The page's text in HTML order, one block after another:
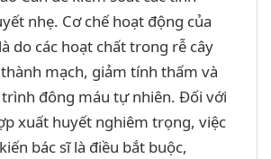
nhẹ. Cơ chế hoạt động của
do các hoạt chất trong rễ cây
mạch, giảm tính thấm và
đông máu tự nhiên. Đối với
xuất huyết nghiêm trọng, việc
bác sĩ là điều bắt buộc,